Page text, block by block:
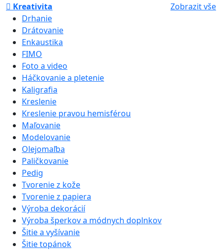
Kreativita
Zobrazit vše
Drhanie
Drátovanie
Enkaustika
FIMO
Foto a video
Háčkovanie a pletenie
Kaligrafia
Kreslenie
Kreslenie pravou hemisférou
Maľovanie
Modelovanie
Olejomaľba
Paličkovanie
Pedig
Tvorenie z kože
Tvorenie z papiera
Výroba dekorácií
Výroba šperkov a módnych doplnkov
Šitie a vyšívanie
Šitie topánok